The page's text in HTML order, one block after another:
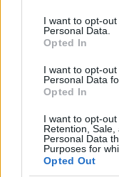
I want to opt-
Personal Data.
Opted In
I want to opt-
Personal Data
Opted In
I want to opt-out
Retention,
Personal Data
Purposes for
Opted Out
sul fronte della
intermediari ai
banche si
c’è chi infatti
le detrazioni
invece